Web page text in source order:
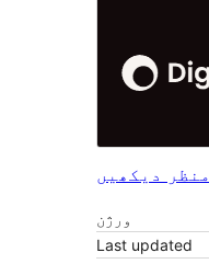
دیکھیں
ورژن
Last updated